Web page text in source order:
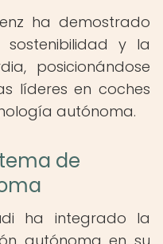
ha demostrado
y la
posicionándose
líderes en coches
autónoma.
de
ha integrado la